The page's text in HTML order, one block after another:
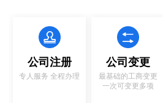
公司注册
专人服务 全程办理
公司变更
最基础的工商变更
一次可变更多项